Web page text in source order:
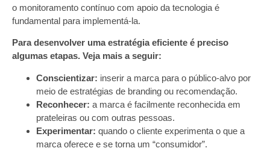
o monitoramento contínuo com apoio da tecnologia é
fundamental para implementá-la.
Para desenvolver uma estratégia eficiente é preciso
algumas etapas. Veja mais a seguir:
Conscientizar: inserir a marca para o público-alvo por
meio de estratégias de branding ou recomendação.
Reconhecer: a marca é facilmente reconhecida em
prateleiras ou com outras pessoas.
Experimentar: quando o cliente experimenta o que a
marca oferece e se torna um “consumidor”.